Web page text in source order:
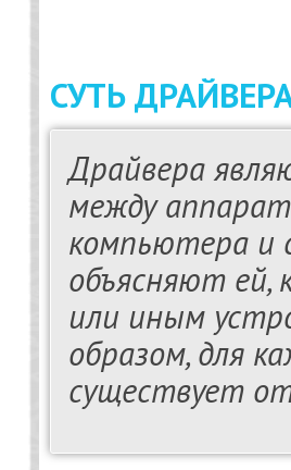
СУТЬ
Драйвера
между
компьютера и
объясняют ей,
или иным
образом, для
существует